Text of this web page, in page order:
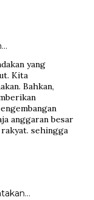
yang
Kita
Bahkan,
anggaran besar
sehingga